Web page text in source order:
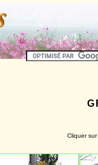
Cliquer